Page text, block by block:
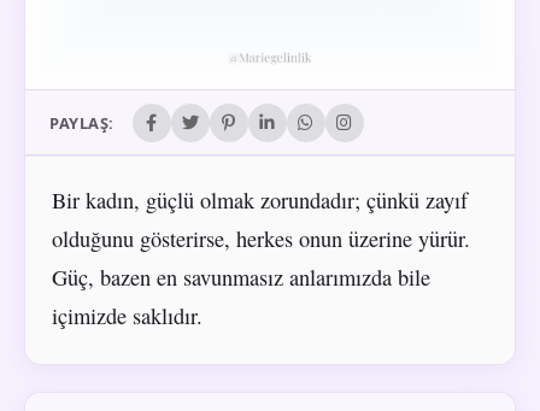
PAYLAŞ:
Bir kadın, güçlü olmak zorundadır; çünkü zayıf
olduğunu gösterirse, herkes onun üzerine yürür.
Güç, bazen en savunmasız anlarımızda bile
içimizde saklıdır.